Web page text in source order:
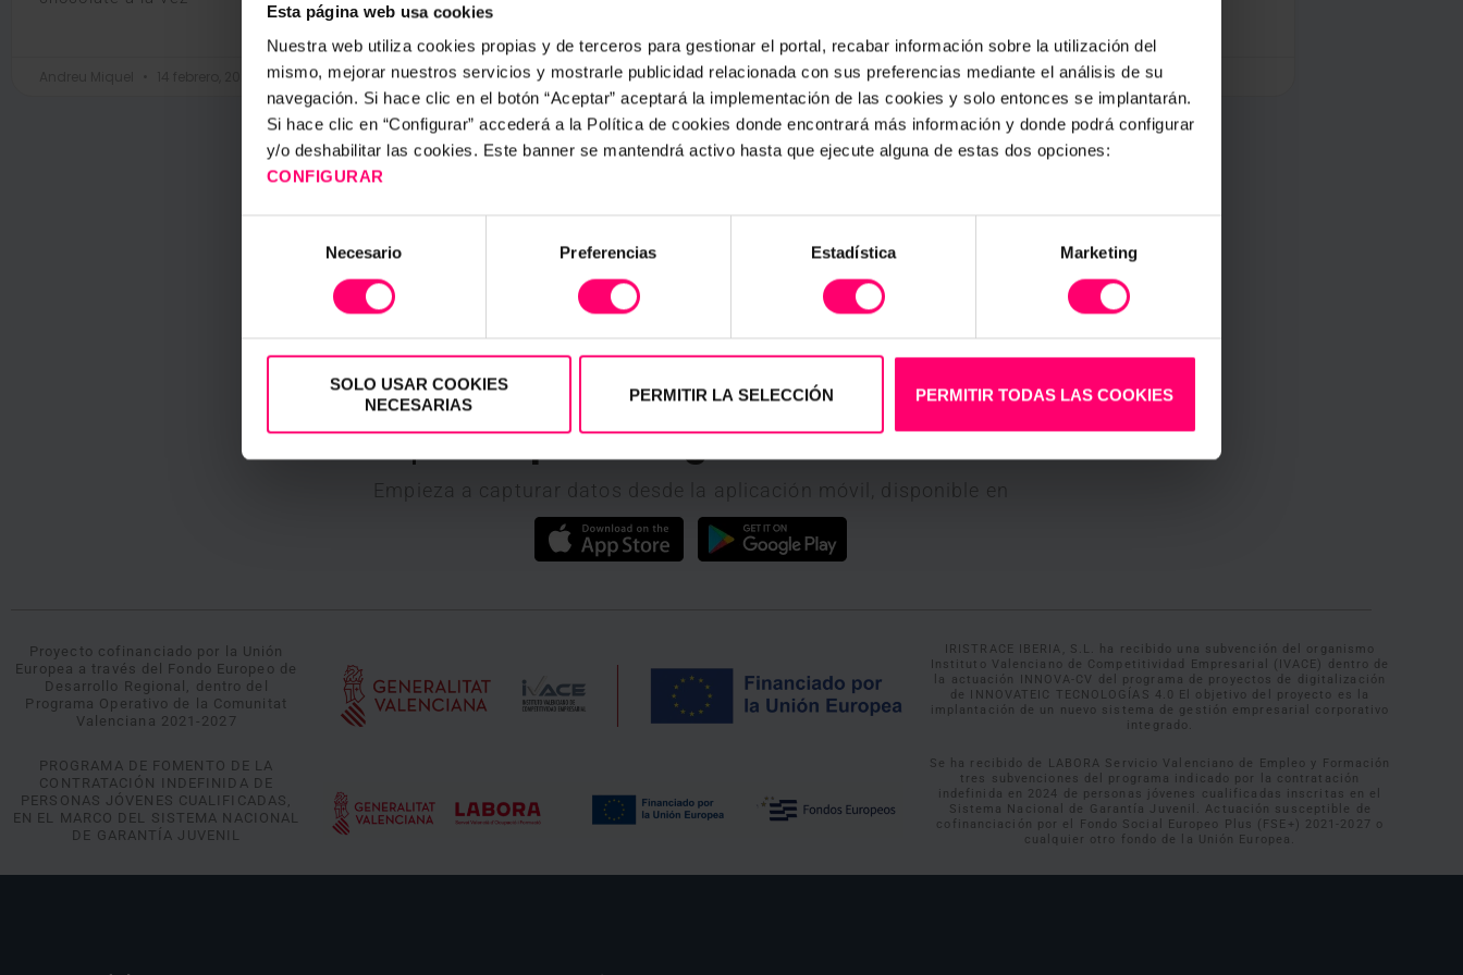
Esta página web usa cookies
Nuestra web utiliza cookies propias y de terceros para gestionar el portal, recabar información sobre la utilización del
mismo, mejorar nuestros servicios y mostrarle publicidad relacionada con sus preferencias mediante el análisis de su
navegación. Si hace clic en el botón “Aceptar” aceptará la implementación de las cookies y solo entonces se implantarán.
Si hace clic en “Configurar” accederá a la Política de cookies donde encontrará más información y donde podrá configurar
y/o deshabilitar las cookies. Este banner se mantendrá activo hasta que ejecute alguna de estas dos opciones:
CONFIGURAR
consentimiento
Necesario Preferencias Estadística Marketing
SOLO USAR COOKIES
NECESARIAS
PERMITIR LA SELECCIÓN PERMITIR TODAS LAS COOKIES
de implantarlo en las
Cesar Mariel 13 junio, 2023 Cesar Mariel 1 junio, 2023
Ver más artículos
Digitalizamos tu
primerproceso gratis COMENZAR
Empieza a capturar datos desde la aplicación móvil, disponible en
Proyecto cofinanciado por la Unión
Europea a través del Fondo Europeo de
Desarrollo Regional, dentro del
Programa Operativo de la Comunitat
Valenciana 2021-2027
IRISTRACE IBERIA, S.L. ha recibido una subvención del organismo
Instituto Valenciano de Competitividad Empresarial (IVACE) dentro de
la actuación INNOVA-CV del programa de proyectos de digitalización
de INNOVATEIC TECNOLOGÍAS 4.0 El objetivo del proyecto es la
implantación de un nuevo sistema de gestión empresarial corporativo
integrado.
PROGRAMA DE FOMENTO DE LA
CONTRATACIÓN INDEFINIDA DE
PERSONAS JÓVENES CUALIFICADAS,
EN EL MARCO DEL SISTEMA NACIONAL
DE GARANTÍA JUVENIL
Se ha recibido de LABORA Servicio Valenciano de Empleo y Formación
tres subvenciones del programa indicado por la contratación
indefinida en 2024 de personas jóvenes cualificadas inscritas en el
Sistema Nacional de Garantía Juvenil. Actuación susceptible de
cofinanciación por el Fondo Social Europeo Plus (FSE+) 2021-2027 o
cualquier otro fondo de la Unión Europea.